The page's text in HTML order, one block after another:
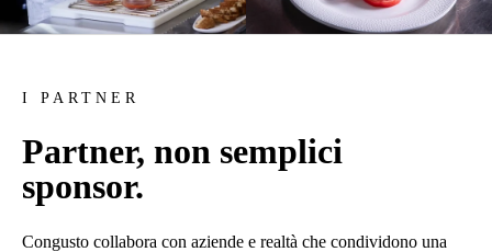
I PARTNER
Partner, non semplici
sponsor.
Congusto collabora con aziende e realtà che condividono una